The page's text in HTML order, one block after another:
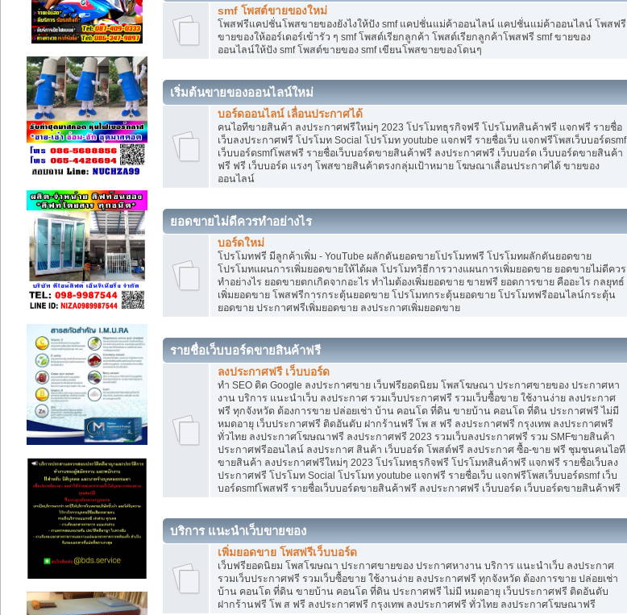
smf โพสต์ขายของใหม่
โพสฟรีแคปชั่นโพสขายของยังไงให้ปัง smf แคปชั่นแม่ค้าออนไลน์ แคปชั่นแม่ค้าออนไลน์ โพสฟรี
ขายของให้ออร์เดอร์เข้ารัว ๆ smf โพสต์เรียกลูกค้า โพสต์เรียกลูกค้าโพสฟรี smf ขายของ
ออนไลน์ให้ปัง smf โพสต์ขายของ smf เขียนโพสขายของโดนๆ
เริ่มต้นขายของออนไลน์ใหม่
บอร์ดออนไลน์ เลื่อนประกาศได้
คนไอทีขายสินค้า ลงประกาศฟรีใหม่ๆ 2023 โปรโมทธุรกิจฟรี โปรโมทสินค้าฟรี แจกฟรี รายชื่อ
เว็บลงประกาศฟรี โปรโมท Social โปรโมท youtube แจกฟรี รายชื่อเว็บ แจกฟรีโพสเว็บบอร์ดsmf
เว็บบอร์ดsmfโพสฟรี รายชื่อเว็บบอร์ดขายสินค้าฟรี ลงประกาศฟรี เว็บบอร์ด เว็บบอร์ดขายสินค้า
ฟรี ฟรี เว็บบอร์ด แรงๆ โพสขายสินค้าตรงกลุ่มเป้าหมาย โฆษณาเลื่อนประกาศได้ ขายของ
ออนไลน์
ยอดขายไม่ดีควรทำอย่างไร
บอร์ดใหม่
โปรโมทฟรี มีลูกค้าเพิ่ม - YouTube ผลักดันยอดขายโปรโมทฟรี โปรโมทผลักดันยอดขาย
โปรโมทแผนการเพิ่มยอดขายให้ได้ผล โปรโมทวิธีการวางแผนการเพิ่มยอดขาย ยอดขายไม่ดีควร
ทำอย่างไร ยอดขายตกเกิดจากอะไร ทำไมต้องเพิ่มยอดขาย ขายฟรี ยอดการขาย คืออะไร กลยุทธ์
เพิ่มยอดขาย โพสฟรีการกระตุ้นยอดขาย โปรโมทกระตุ้นยอดขาย โปรโมทฟรีออนไลน์กระตุ้น
ยอดขาย ประกาศฟรีเพิ่มยอดขาย ลงประกาศเพิ่มยอดขาย
รายชื่อเว็บบอร์ดขายสินค้าฟรี
ลงประกาศฟรี เว็บบอร์ด
ทำ SEO ติด Google ลงประกาศขาย เว็บฟรียอดนิยม โพสโฆษณา ประกาศขายของ ประกาศหา
งาน บริการ แนะนำเว็บ ลงประกาศ รวมเว็บประกาศฟรี รวมเว็บซื้อขาย ใช้งานง่าย ลงประกาศ
ฟรี ทุกจังหวัด ต้องการขาย ปล่อยเช่า บ้าน คอนโด ที่ดิน ขายบ้าน คอนโด ที่ดิน ประกาศฟรี ไม่มี
หมดอายุ เว็บประกาศฟรี ติดอันดับ ฝากร้านฟรี โพ ส ฟรี ลงประกาศฟรี กรุงเทพ ลงประกาศฟรี
ทั่วไทย ลงประกาศโฆษณาฟรี ลงประกาศฟรี 2023 รวมเว็บลงประกาศฟรี รวม SMFขายสินค้า
ประกาศฟรีออนไลน์ ลงประกาศ สินค้า เว็บบอร์ด โพสต์ฟรี ลงประกาศ ซื้อ-ขาย ฟรี ชุมชนคนไอที
ขายสินค้า ลงประกาศฟรีใหม่ๆ 2023 โปรโมทธุรกิจฟรี โปรโมทสินค้าฟรี แจกฟรี รายชื่อเว็บลง
ประกาศฟรี โปรโมท Social โปรโมท youtube แจกฟรี รายชื่อเว็บ แจกฟรีโพสเว็บบอร์ดsmf เว็บ
บอร์ดsmfโพสฟรี รายชื่อเว็บบอร์ดขายสินค้าฟรี ลงประกาศฟรี เว็บบอร์ด เว็บบอร์ดขายสินค้าฟรี
บริการ แนะนำเว็บขายของ
เพิ่มยอดขาย โพสฟรีเว็บบอร์ด
เว็บฟรียอดนิยม โพสโฆษณา ประกาศขายของ ประกาศหางาน บริการ แนะนำเว็บ ลงประกาศ
รวมเว็บประกาศฟรี รวมเว็บซื้อขาย ใช้งานง่าย ลงประกาศฟรี ทุกจังหวัด ต้องการขาย ปล่อยเช่า
บ้าน คอนโด ที่ดิน ขายบ้าน คอนโด ที่ดิน ประกาศฟรี ไม่มี หมดอายุ เว็บประกาศฟรี ติดอันดับ
ฝากร้านฟรี โพ ส ฟรี ลงประกาศฟรี กรุงเทพ ลงประกาศฟรี ทั่วไทย ลงประกาศโฆษณาฟรี